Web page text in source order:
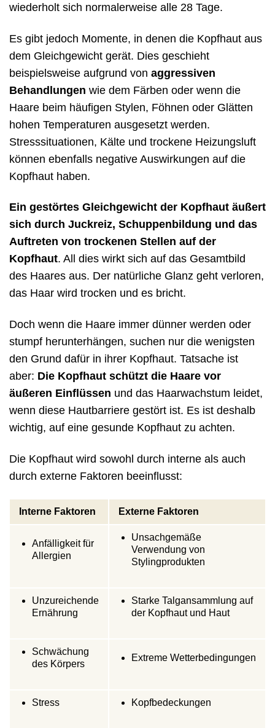
wiederholt sich normalerweise alle 28 Tage.
Es gibt jedoch Momente, in denen die Kopfhaut aus
dem Gleichgewicht gerät. Dies geschieht
beispielsweise aufgrund von aggressiven
Behandlungen wie dem Färben oder wenn die
Haare beim häufigen Stylen, Föhnen oder Glätten
hohen Temperaturen ausgesetzt werden.
Stresssituationen, Kälte und trockene Heizungsluft
können ebenfalls negative Auswirkungen auf die
Kopfhaut haben.
Ein gestörtes Gleichgewicht der Kopfhaut äußert
sich durch Juckreiz, Schuppenbildung und das
Auftreten von trockenen Stellen auf der
Kopfhaut. All dies wirkt sich auf das Gesamtbild
des Haares aus. Der natürliche Glanz geht verloren,
das Haar wird trocken und es bricht.
Doch wenn die Haare immer dünner werden oder
stumpf herunterhängen, suchen nur die wenigsten
den Grund dafür in ihrer Kopfhaut. Tatsache ist
aber: Die Kopfhaut schützt die Haare vor
äußeren Einflüssen und das Haarwachstum leidet,
wenn diese Hautbarriere gestört ist. Es ist deshalb
wichtig, auf eine gesunde Kopfhaut zu achten.
Die Kopfhaut wird sowohl durch interne als auch
durch externe Faktoren beeinflusst:
Interne Faktoren Externe Faktoren
Anfälligkeit für
Allergien
Unsachgemäße
Verwendung von
Stylingprodukten
Unzureichende
Ernährung
Starke Talgansammlung auf
der Kopfhaut und Haut
Schwächung
des Körpers
Extreme Wetterbedingungen
Stress Kopfbedeckungen